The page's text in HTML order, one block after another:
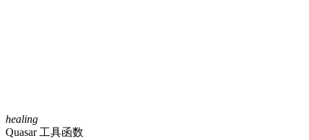
healing
Quasar 工具函数